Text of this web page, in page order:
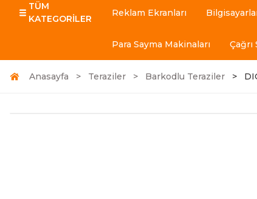
TÜM
KATEGORİLER
Reklam Ekranları
Para Sayma Makinaları
Anasayfa Teraziler Barkodlu Teraziler